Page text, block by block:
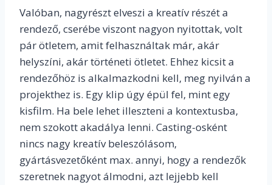
Valóban, nagyrészt elveszi a kreatív részét a
rendező, cserébe viszont nagyon nyitottak, volt
pár ötletem, amit felhasználtak már, akár
helyszíni, akár történeti ötletet. Ehhez kicsit a
rendezőhöz is alkalmazkodni kell, meg nyilván a
projekthez is. Egy klip úgy épül fel, mint egy
kisfilm. Ha bele lehet illeszteni a kontextusba,
nem szokott akadálya lenni. Casting-osként
nincs nagy kreatív beleszólásom,
gyártásvezetőként max. annyi, hogy a rendezők
szeretnek nagyot álmodni, azt lejjebb kell